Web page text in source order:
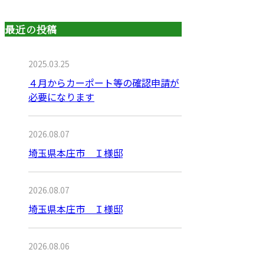
最近の投稿
2025.03.25
４月からカーポート等の確認申請が
必要になります
2026.08.07
埼玉県本庄市 Ｉ様邸
2026.08.07
埼玉県本庄市 Ｉ様邸
2026.08.06